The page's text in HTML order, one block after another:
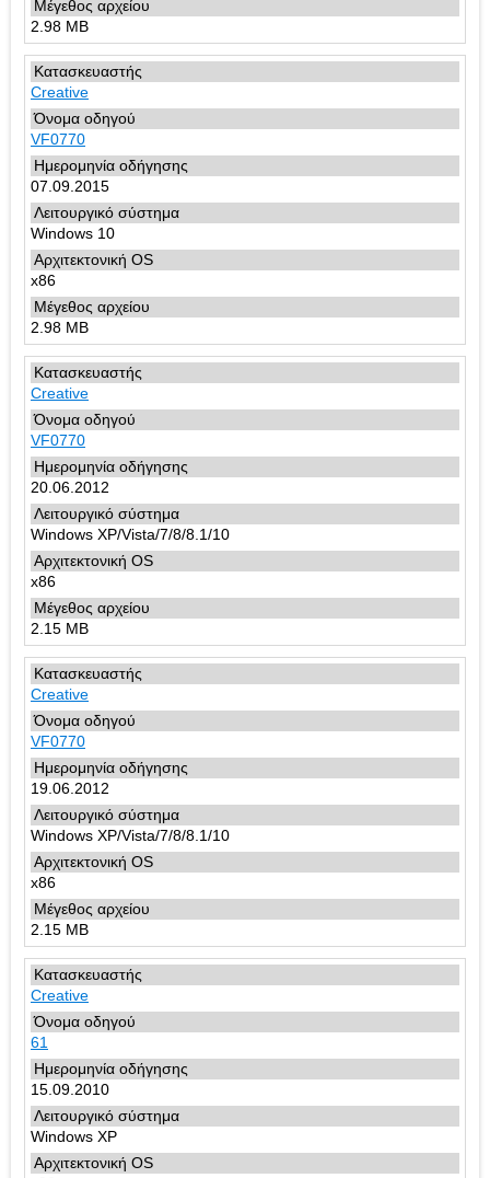
2.98 MB
Creative
VF0770
07.09.2015
Windows 10
x86
2.98 MB
Creative
VF0770
20.06.2012
Windows XP/Vista/7/8/8.1/10
x86
2.15 MB
Creative
VF0770
19.06.2012
Windows XP/Vista/7/8/8.1/10
x86
2.15 MB
Creative
61
15.09.2010
Windows XP